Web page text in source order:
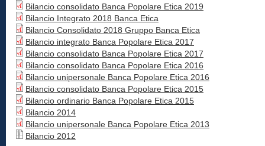
Bilancio consolidato Banca Popolare Etica 2019
Bilancio Integrato 2018 Banca Etica
Bilancio Consolidato 2018 Gruppo Banca Etica
Bilancio integrato Banca Popolare Etica 2017
Bilancio consolidato Banca Popolare Etica 2017
Bilancio consolidato Banca Popolare Etica 2016
Bilancio unipersonale Banca Popolare Etica 2016
Bilancio consolidato Banca Popolare Etica 2015
Bilancio ordinario Banca Popolare Etica 2015
Bilancio 2014
Bilancio unipersonale Banca Popolare Etica 2013
Bilancio 2012